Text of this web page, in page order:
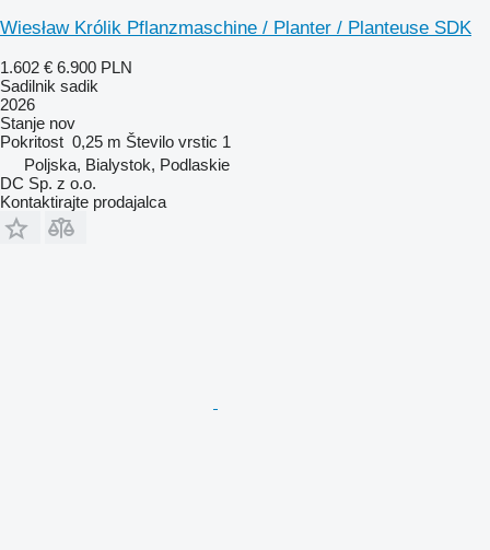
Wiesław Królik Pflanzmaschine / Planter / Planteuse SDK
1.602 € 6.900 PLN
Sadilnik sadik
2026
Stanje nov
Pokritost 0,25 m Število vrstic 1
Poljska, Bialystok, Podlaskie
DC Sp. z o.o.
Kontaktirajte prodajalca